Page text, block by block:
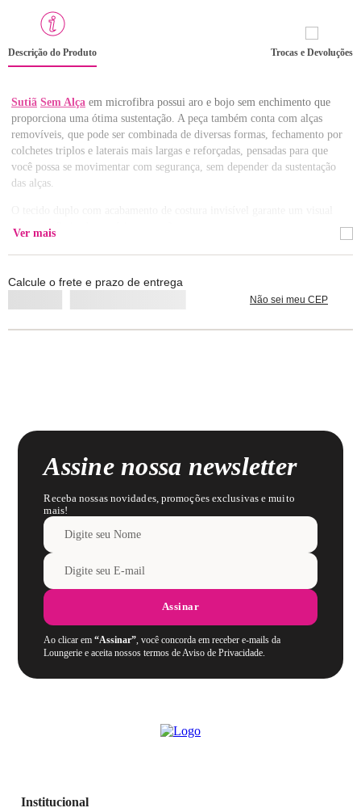
Descrição do Produto Trocas e Devoluções
Sutiã Sem Alça em microfibra possui aro e bojo sem enchimento que
proporciona uma ótima sustentação. A peça também conta com alças
removíveis, que pode ser combinada de diversas formas, fechamento por
colchetes triplos e laterais mais largas e reforçadas, pensadas para que
você possa se movimentar com segurança, sem depender da sustentação
das alças.
clean e sofisticado, perfeito para não marcar na roupa.
É aquela peça que não pode faltar no armário!
Marca: Loungerie
Material: Microfibra
Ver mais
Calcule o frete e prazo de entrega
Não sei meu CEP
Assine nossa newsletter
Receba nossas novidades, promoções exclusivas e muito
mais!
Assinar
Ao clicar em“Assinar”, você concorda em receber e-mails da
Loungerie e aceita nossos termos de Aviso de Privacidade.
Institucional